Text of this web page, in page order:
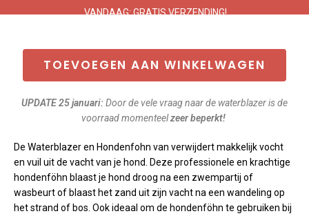
VANDAAG: GRATIS VERZENDING!
TOEVOEGEN AAN WINKELWAGEN
UPDATE 25 januari: Door de vele vraag naar de waterblazeris de
voorraad momenteelzeer beperkt!
De Waterblazer en Hondenfohn van verwijdert makkelijk vocht
en vuil uit de vacht van je hond. Deze professionele en krachtige
hondenföhn blaast je hond droog na een zwempartij of
wasbeurt of blaast het zand uit zijn vacht na een wandeling op
het strand of bos. Ook ideaal om de hondenföhn te gebruiken bij